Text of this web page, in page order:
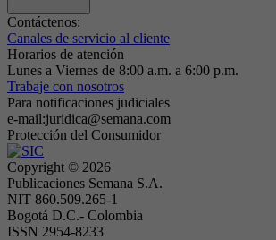
Contáctenos:
Canales de servicio al cliente
Horarios de atención
Lunes a Viernes de 8:00 a.m. a 6:00 p.m.
Trabaje con nosotros
Para notificaciones judiciales
e-mail:juridica@semana.com
Protección del Consumidor
Copyright © 2026
Publicaciones Semana S.A.
NIT 860.509.265-1
Bogotá D.C.- Colombia
ISSN 2954-8233